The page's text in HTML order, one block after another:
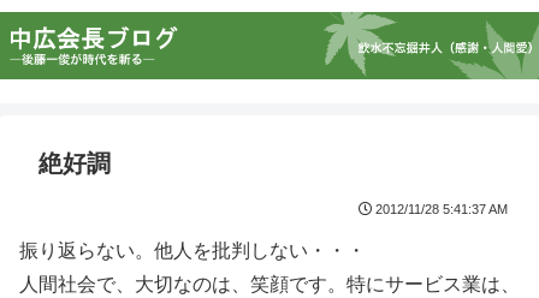
絶好調
2012/11/28 5:41:37 AM
振り返らない。他人を批判しない・・・
人間社会で、大切なのは、笑顔です。特にサービス業は、